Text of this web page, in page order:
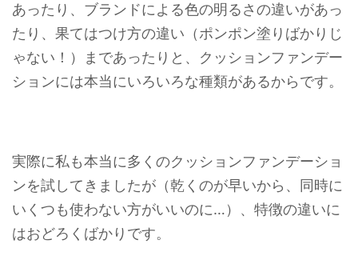
あったり、ブランドによる色の明るさの違いがあっ
たり、果てはつけ方の違い（ポンポン塗りばかりじ
ゃない！）まであったりと、クッションファンデー
ションには本当にいろいろな種類があるからです。
実際に私も本当に多くのクッションファンデーショ
ンを試してきましたが（乾くのが早いから、同時に
いくつも使わない方がいいのに…）、特徴の違いに
はおどろくばかりです。